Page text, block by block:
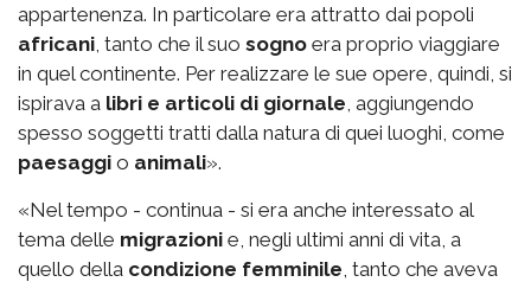
appartenenza. In particolare era attratto dai popoli
africani , tanto che il suo sogno era proprio viaggiare
in quel continente. Per realizzare le sue opere, quindi, si
ispirava a libri e articoli di giornale , aggiungendo
spesso soggetti tratti dalla natura di quei luoghi, come
paesaggi o animali».
«Nel tempo - continua - si era anche interessato al
tema delle migrazioni e, negli ultimi anni di vita, a
quello della condizione femminile , tanto che aveva